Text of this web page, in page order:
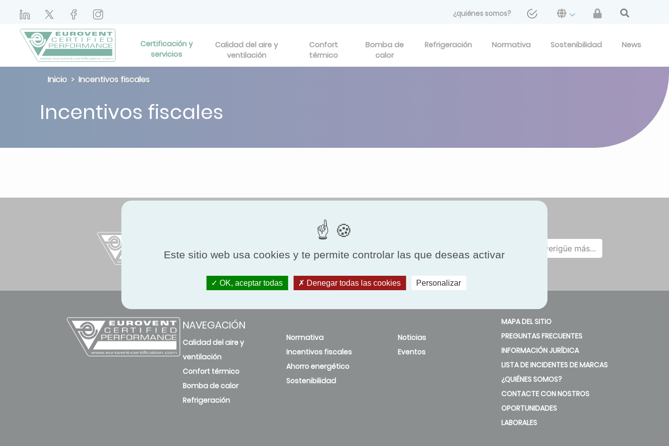
¿quiénes somos?
Certificación y
servicios
Calidad del aire y
ventilación
Confort
térmico
Bomba de
calor
Refrigeración Normativa Sostenibilidad News
Inicio Incentivos fiscales
Incentivos fiscales
Averigüe más...
NAVEGACIÓN
Calidad del aire y
ventilación
Confort térmico
Bomba de calor
Refrigeración
Normativa
Incentivos fiscales
Ahorro energético
Sostenibilidad
Noticias
Eventos
MAPA DEL SITIO
PREGUNTAS FRECUENTES
INFORMACIÓN JURÍDICA
LISTA DE INCIDENTES DE MARCAS
¿QUIÉNES SOMOS?
CONTACTE CON NOSTROS
OPORTUNIDADES
LABORALES
Este sitio web usa cookies y te permite controlar las que deseas activar
OK, aceptar todas Denegar todas las cookies Personalizar